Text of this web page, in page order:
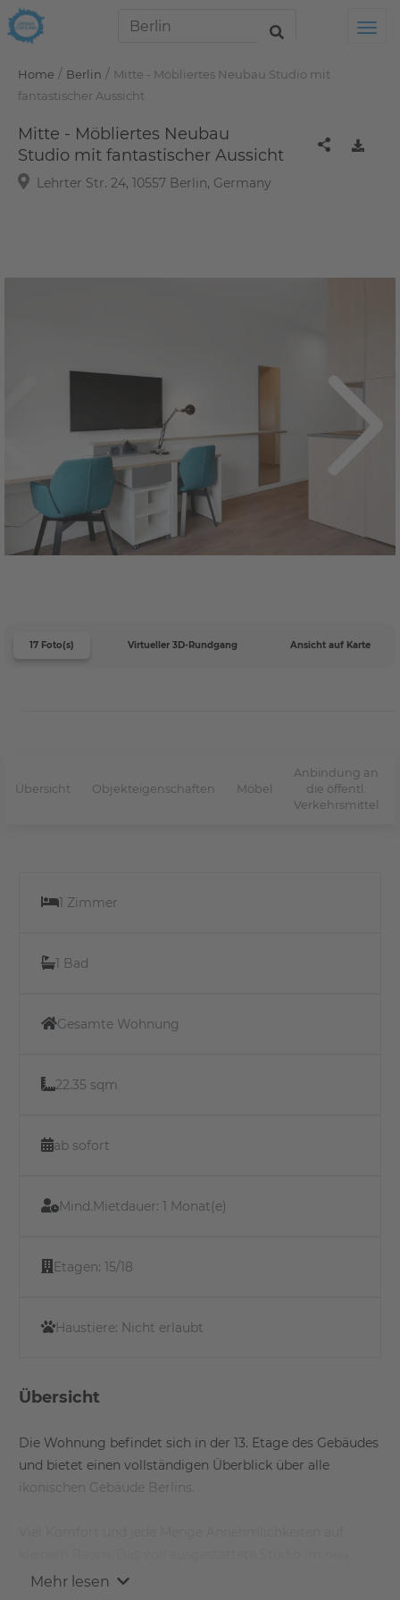
Home / Berlin / Mitte - Möbliertes Neubau Studio mit
fantastischer Aussicht
Mitte - Möbliertes Neubau
Studio mit fantastischer Aussicht
Lehrter Str. 24, 10557 Berlin, Germany
17 Foto(s) Virtueller 3D-Rundgang Ansicht auf Karte
Übersicht Objekteigenschaften Möbel
Anbindung an
die öffentl.
Verkehrsmittel
1 Zimmer
1 Bad
Gesamte Wohnung
22.35 sqm
ab sofort
Mind.Mietdauer: 1 Monat(e)
Etagen: 15/18
Haustiere: Nicht erlaubt
Übersicht
Die Wohnung befindet sich in der 13. Etage des Gebäudes
und bietet einen vollständigen Überblick über alle
ikonischen Gebäude Berlins.
gebauten FRITZ TOWER vereint die scheinbaren
Mehr lesen